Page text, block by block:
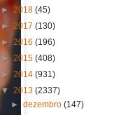
► 2018 (45)
► 2017 (130)
►2016 (196)
► 2015 (408)
►2014 (931)
▼ 2013 (2337)
►dezembro(147)